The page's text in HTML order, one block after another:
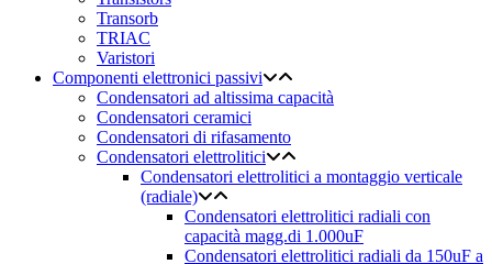
Transorb
TRIAC
Varistori
Componenti elettronici passivi
Condensatori ad altissima capacità
Condensatori ceramici
Condensatori di rifasamento
Condensatori elettrolitici
Condensatori elettrolitici a montaggio verticale
(radiale)
Condensatori elettrolitici radiali con
capacità magg.di 1.000uF
Condensatori elettrolitici radiali da 150uF a